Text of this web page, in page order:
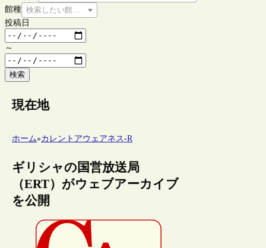
館種 検索したい館種を選択してください
投稿日
～
検索
現在地
ホーム»カレントアウェアネス-R
ギリシャの国営放送局
（ERT）がウェブアーカイブ
を公開